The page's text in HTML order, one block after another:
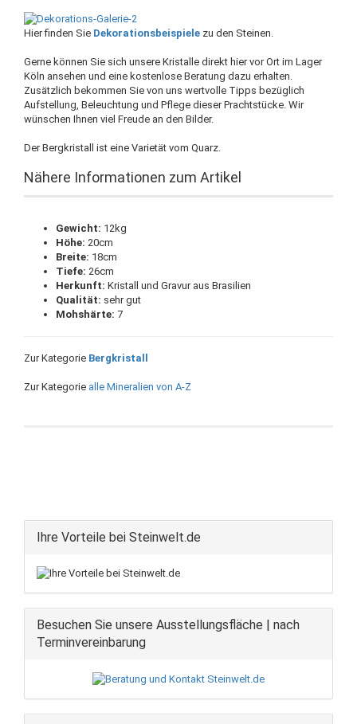
Hier finden Sie Dekorationsbeispiele zu den Steinen.
Gerne können Sie sich unsere Kristalle direkt hier vor Ort im Lager
Köln ansehen und eine kostenlose Beratung dazu erhalten.
Zusätzlich bekommen Sie von uns wertvolle Tipps bezüglich
Aufstellung, Beleuchtung und Pflege dieser Prachtstücke. Wir
wünschen Ihnen viel Freude an den Bilder.
Der Bergkristall ist eine Varietät vom Quarz.
Nähere Informationen zum Artikel
Gewicht: 12kg
Höhe: 20cm
Breite: 18cm
Tiefe: 26cm
Herkunft: Kristall und Gravur aus Brasilien
Qualität: sehr gut
Mohshärte: 7
Zur Kategorie Bergkristall
Zur Kategorie alle Mineralien von A-Z
Ihre Vorteile bei Steinwelt.de
Besuchen Sie unsere Ausstellungsfläche | nach
Terminvereinbarung